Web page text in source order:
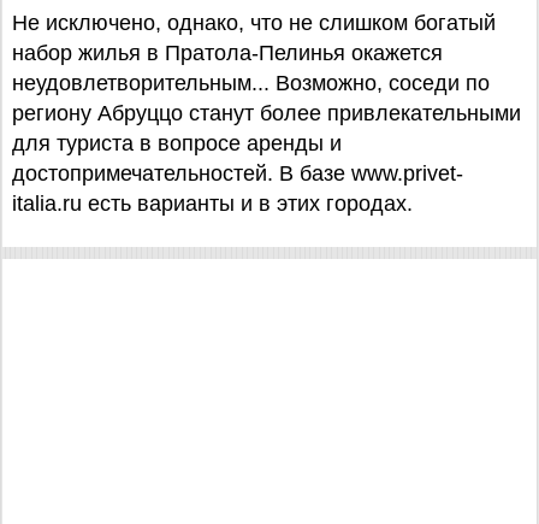
Не исключено, однако, что не слишком богатый
набор жилья в Пратола-Пелинья окажется
неудовлетворительным... Возможно, соседи по
региону Абруццо станут более привлекательными
для туриста в вопросе аренды и
достопримечательностей. В базе www.privet-
italia.ru есть варианты и в этих городах.